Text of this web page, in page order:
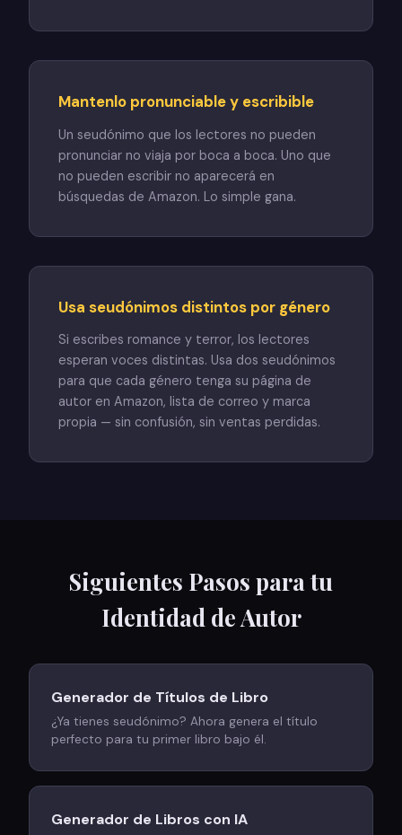
Mantenlo pronunciable y escribible
Un seudónimo que los lectores no pueden
pronunciar no viaja por boca a boca. Uno que
no pueden escribir no aparecerá en
búsquedas de Amazon. Lo simple gana.
Usa seudónimos distintos por género
Si escribes romance y terror, los lectores
esperan voces distintas. Usa dos seudónimos
para que cada género tenga su página de
autor en Amazon, lista de correo y marca
propia — sin confusión, sin ventas perdidas.
Siguientes Pasos para tu
Identidad de Autor
Generador de Títulos de Libro
¿Ya tienes seudónimo? Ahora genera el título
perfecto para tu primer libro bajo él.
Generador de Libros con IA